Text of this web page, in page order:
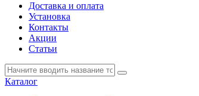
Доставка и оплата
Установка
Контакты
Акции
Статьи
Каталог